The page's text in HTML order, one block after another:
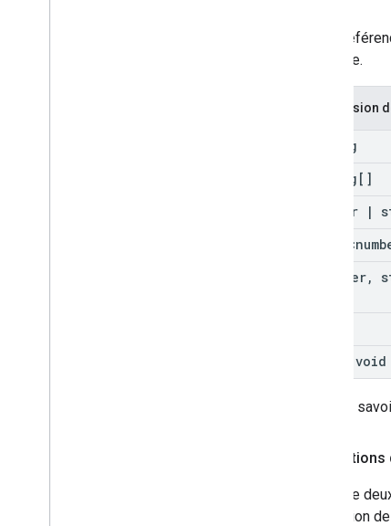
Cette
exemple.
Expression
string
string[]
number |
[number,
() => void
Pour en
Un signe
annotation